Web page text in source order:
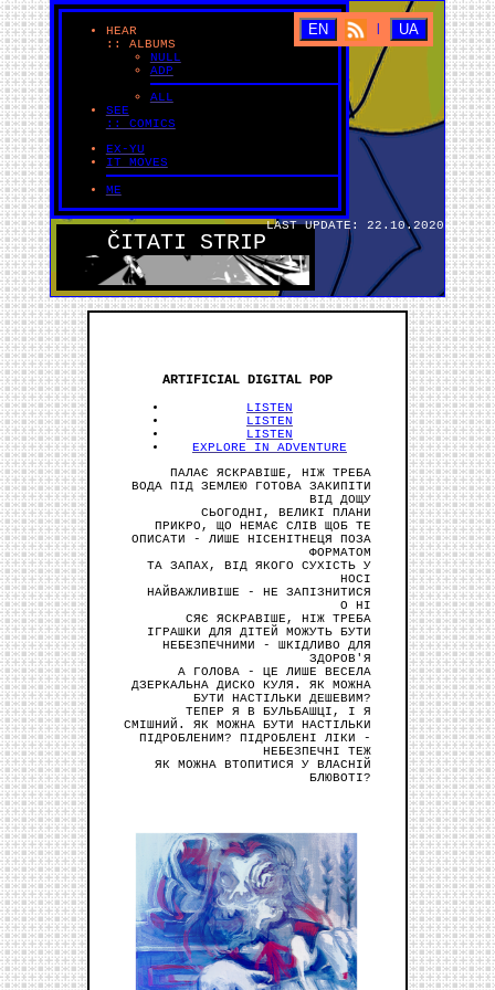
EN UA
HEAR
:: ALBUMS
NULL
ADP
ALL
SEE
:: COMICS
EX-YU
IT MOVES
ME
LAST UPDATE: 22.10.2020
ČITATI STRIP
ARTIFICIAL DIGITAL POP
LISTEN
LISTEN
LISTEN
EXPLORE IN ADVENTURE
ПАЛАЄ ЯСКРАВІШЕ, НІЖ ТРЕБА
ВОДА ПІД ЗЕМЛЕЮ ГОТОВА ЗАКИПІТИ
ВІД ДОЩУ
СЬОГОДНІ, ВЕЛИКІ ПЛАНИ
ПРИКРО, ЩО НЕМАЄ СЛІВ ЩОБ ТЕ
ОПИСАТИ - ЛИШЕ НІСЕНІТНЕЦЯ ПОЗА
ФОРМАТОМ
ТА ЗАПАХ, ВІД ЯКОГО СУХІСТЬ У
НОСІ
НАЙВАЖЛИВІШЕ - НЕ ЗАПІЗНИТИСЯ
О НІ
СЯЄ ЯСКРАВІШЕ, НІЖ ТРЕБА
ІГРАШКИ ДЛЯ ДІТЕЙ МОЖУТЬ БУТИ
НЕБЕЗПЕЧНИМИ - ШКІДЛИВО ДЛЯ
ЗДОРОВ'Я
А ГОЛОВА - ЦЕ ЛИШЕ ВЕСЕЛА
ДЗЕРКАЛЬНА ДИСКО КУЛЯ. ЯК МОЖНА
БУТИ НАСТІЛЬКИ ДЕШЕВИМ?
ТЕПЕР Я В БУЛЬБАШЦІ, І Я
СМІШНИЙ. ЯК МОЖНА БУТИ НАСТІЛЬКИ
ПІДРОБЛЕНИМ? ПІДРОБЛЕНІ ЛІКИ -
НЕБЕЗПЕЧНІ ТЕЖ
ЯК МОЖНА ВТОПИТИСЯ У ВЛАСНІЙ
БЛЮВОТІ?